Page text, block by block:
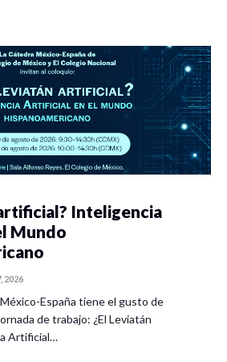
Inteligencia
Mundo
2026
España tiene el gusto de
de trabajo: ¿El Leviatán
Artificial…